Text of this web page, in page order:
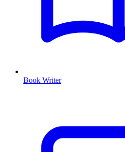
Book Writer